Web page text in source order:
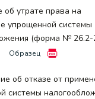
утрате права на
упрощенной системы
(форма № 26.2-
Образец
об отказе от
системы